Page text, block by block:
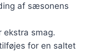
af sæsonens
ekstra smag.
for en saltet